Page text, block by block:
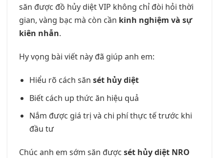
săn được đồ hủy diệt VIP không chỉ đòi hỏi thời
gian, vàng bạc mà còn cần kinh nghiệm và sự
kiên nhẫn.
Hy vọng bài viết này đã giúp anh em:
Hiểu rõ cách săn sét hủy diệt
Biết cách up thức ăn hiệu quả
Nắm được giá trị và chi phí thực tế trước khi
đầu tư
Chúc anh em sớm săn được sét hủy diệt NRO